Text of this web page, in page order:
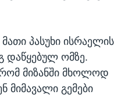
პასუხი ისრაელის
დაწყებულ ომზე.
რომ მიზანში მხოლოდ
მიმავალი გემები